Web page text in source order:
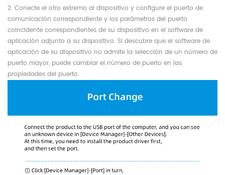
2. Conecte el otro extremo al dispositivo y configure el puerto de
comunicación correspondiente y los parámetros del puerto
coincidente correspondientes de su dispositivo en el software de
aplicación adjunto a su dispositivo. Si descubre que el software de
aplicación de su dispositivo no admite la selección de un número de
puerto mayor, puede cambiar el número de puerto en las
propiedades del puerto.